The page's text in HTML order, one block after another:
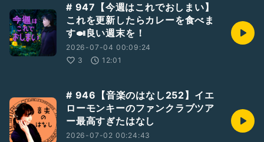
# 947【今週はこれでおしまい】
これを更新したらカレーを食べま
す🍛良い週末を！
2026-07-04 00:09:24
3
12:01
# 946【音楽のはなし252】イエ
ローモンキーのファンクラブツア
ー最高すぎたはなし
2026-07-02 00:24:43